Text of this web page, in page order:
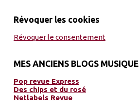
Révoquer les cookies
Révoquer le consentement
MES ANCIENS BLOGS MUSIQUE
Pop revue Express
Des chips et du rosé
Netlabels Revue